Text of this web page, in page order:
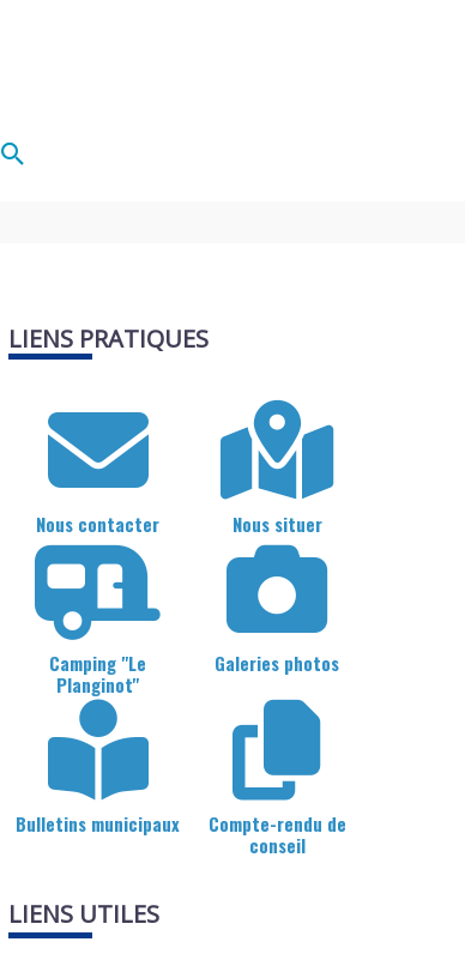
Rechercher
LIENS PRATIQUES
Nous contacter Nous situer
Camping "Le
Planginot"
Galeries photos
Bulletins municipaux
Compte-rendu de
conseil
LIENS UTILES